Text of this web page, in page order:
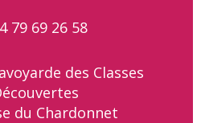
79 69 26 58
des Classes
du Chardonnet